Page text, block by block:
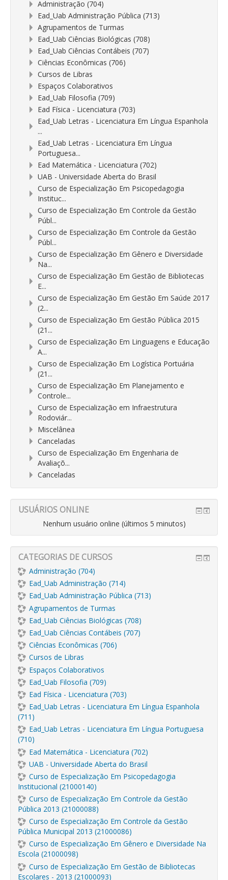
Administração (704)
Ead_Uab Administração Pública (713)
Agrupamentos de Turmas
Ead_Uab Ciências Biológicas (708)
Ead_Uab Ciências Contábeis (707)
Ciências Econômicas (706)
Cursos de Libras
Espaços Colaborativos
Ead_Uab Filosofia (709)
Ead Física - Licenciatura (703)
Ead_Uab Letras - Licenciatura Em Língua Espanhola
...
Ead_Uab Letras - Licenciatura Em Língua
Portuguesa...
Ead Matemática - Licenciatura (702)
UAB - Universidade Aberta do Brasil
Curso de Especialização Em Psicopedagogia
Instituc...
Curso de Especialização Em Controle da Gestão
Públ...
Curso de Especialização Em Controle da Gestão
Públ...
Curso de Especialização Em Gênero e Diversidade
Na...
Curso de Especialização Em Gestão de Bibliotecas
E...
Curso de Especialização Em Gestão Em Saúde 2017
(2...
Curso de Especialização Em Gestão Pública 2015
(21...
Curso de Especialização Em Linguagens e Educação
A...
Curso de Especialização Em Logística Portuária
(21...
Curso de Especialização Em Planejamento e
Controle...
Curso de Especialização em Infraestrutura
Rodoviár...
Miscelânea
Canceladas
Curso de Especialização Em Engenharia de
Avaliaçõ...
Canceladas
USUÁRIOS ONLINE
Nenhum usuário online (últimos 5 minutos)
CATEGORIAS DE CURSOS
Administração (704)
Ead_Uab Administração (714)
Ead_Uab Administração Pública (713)
Agrupamentos de Turmas
Ead_Uab Ciências Biológicas (708)
Ead_Uab Ciências Contábeis (707)
Ciências Econômicas (706)
Cursos de Libras
Espaços Colaborativos
Ead_Uab Filosofia (709)
Ead Física - Licenciatura (703)
Ead_Uab Letras - Licenciatura Em Língua Espanhola
(711)
Ead_Uab Letras - Licenciatura Em Língua Portuguesa
(710)
Ead Matemática - Licenciatura (702)
UAB - Universidade Aberta do Brasil
Curso de Especialização Em Psicopedagogia
Institucional (21000140)
Curso de Especialização Em Controle da Gestão
Pública 2013 (21000088)
Curso de Especialização Em Controle da Gestão
Pública Municipal 2013 (21000086)
Curso de Especialização Em Gênero e Diversidade Na
Escola (21000098)
Curso de Especialização Em Gestão de Bibliotecas
Escolares - 2013 (21000093)